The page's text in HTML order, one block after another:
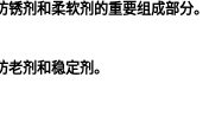
剂和柔软剂的重要组成部分。
剂和稳定剂。